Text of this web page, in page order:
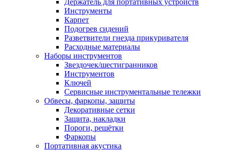
Держатель для портативных устройств
Инструменты
Карпет
Подогрев сидений
Разветвители гнезда прикуривателя
Расходные материалы
Наборы инструментов
Звездочек/шестигранников
Инструментов
Ключей
Сервисные инструментальные тележки
Обвесы, фаркопы, защиты
Декоративные сетки
Защита, накладки
Пороги, решётки
Фаркопы
Портативная акустика